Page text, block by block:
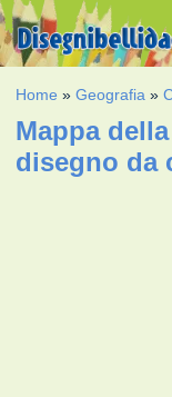
Home »Geografia »
Mappa
disegno da